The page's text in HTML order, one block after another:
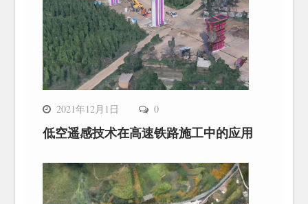
2021年12月1日 0
低空遥感技术在高速铁路施工中的应用